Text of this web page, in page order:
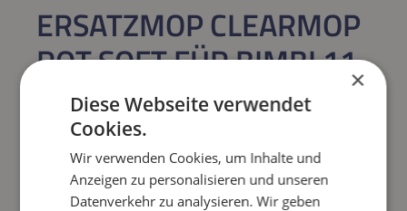
ERSATZMOP CLEARMOP
ROT SOFT FÜR BIMBI 11
BÜRSTE
Regulärer Preis:
19,80 €
Preise inkl. MwSt. zzgl. Versandkosten
×
Diese Webseite verwendet
Cookies.
Wir verwenden Cookies, um Inhalte und
Anzeigen zu personalisieren und unseren
Datenverkehr zu analysieren. Wir geben